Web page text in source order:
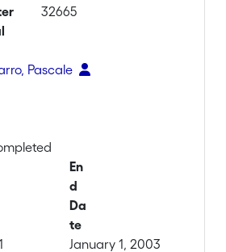
32665
Pascale
En
d
Da
te
January 1, 2003